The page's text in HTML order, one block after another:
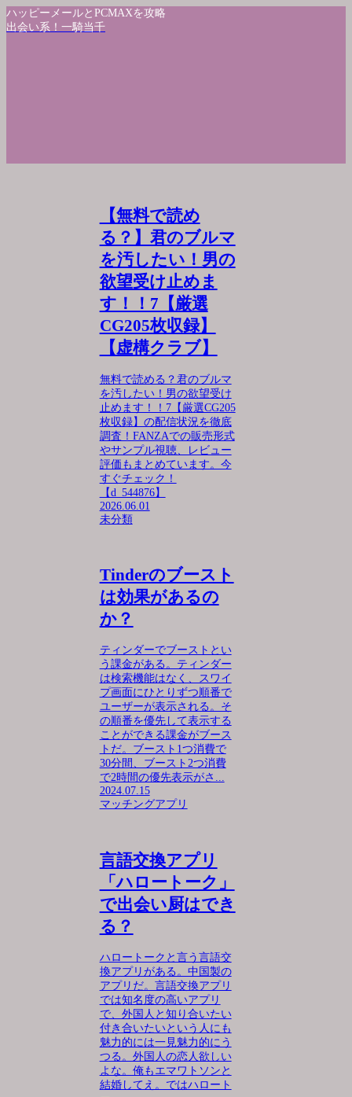
ハッピーメールとPCMAXを攻略
出会い系！一騎当千
【無料で読め
る？】君のブルマ
を汚したい！男の
欲望受け止めま
す！！7【厳選
CG205枚収録】
【虚構クラブ】
無料で読める？君のブルマ
を汚したい！男の欲望受け
止めます！！7【厳選CG205
枚収録】の配信状況を徹底
調査！FANZAでの販売形式
やサンプル視聴、レビュー
評価もまとめています。今
すぐチェック！
【d_544876】
2026.06.01
未分類
Tinderのブースト
は効果があるの
か？
ティンダーでブーストとい
う課金がある。ティンダー
は検索機能はなく、スワイ
プ画面にひとりずつ順番で
ユーザーが表示される。そ
の順番を優先して表示する
ことができる課金がブース
トだ。ブースト1つ消費で
30分間、ブースト2つ消費
で2時間の優先表示がさ...
2024.07.15
マッチングアプリ
言語交換アプリ
「ハロートーク」
で出会い厨はでき
る？
ハロートークと言う言語交
換アプリがある。中国製の
アプリだ。言語交換アプリ
では知名度の高いアプリ
で、外国人と知り合いたい
付き合いたいという人にも
魅力的には一見魅力的にう
つる。外国人の恋人欲しい
よな。俺もエマワトソンと
結婚してえ。ではハロート